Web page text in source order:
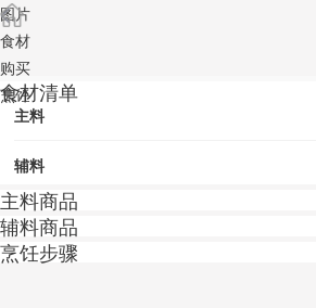
图片
食材
购买
烹饪
食材清单
主料
辅料
主料商品
辅料商品
烹饪步骤